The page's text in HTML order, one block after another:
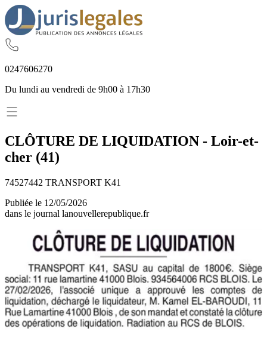
0247606270
Du lundi au vendredi de 9h00 à 17h30
CLÔTURE DE LIQUIDATION - Loir-et-
cher (41)
74527442 TRANSPORT K41
Publiée le 12/05/2026
dans le journal lanouvellerepublique.fr